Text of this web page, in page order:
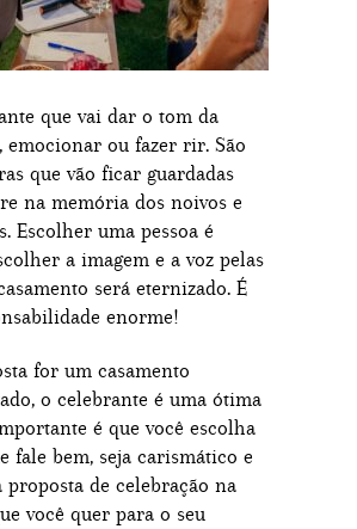
que vai dar o tom da
emocionar ou fazer rir. São
que vão ficar guardadas
na memória dos noivos e
Escolher uma pessoa é
a imagem e a voz pelas
será eternizado. É
enorme!
for um casamento
o celebrante é uma ótima
é que você escolha
fale bem, seja carismático e
proposta de celebração na
você quer para o seu